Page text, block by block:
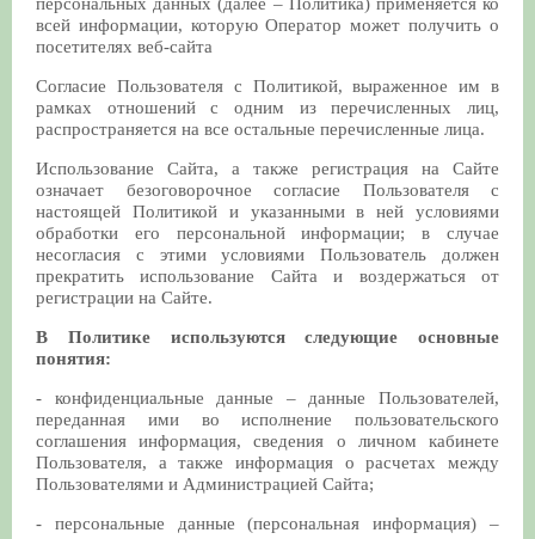
всей информации, которую Оператор может получить о
посетителях веб-сайта
Согласие Пользователя с Политикой, выраженное им в
рамках отношений с одним из перечисленных лиц,
распространяется на все остальные перечисленные лица.
Использование Сайта, а также регистрация на Сайте
означает безоговорочное согласие Пользователя с
настоящей Политикой и указанными в ней условиями
обработки его персональной информации; в случае
несогласия с этими условиями Пользователь должен
прекратить использование Сайта и воздержаться от
регистрации на Сайте.
В Политике используются следующие основные
понятия:
- конфиденциальные данные – данные Пользователей,
переданная ими во исполнение пользовательского
соглашения информация, сведения о личном кабинете
Пользователя, а также информация о расчетах между
Пользователями и Администрацией Сайта;
- персональные данные (персональная информация) –